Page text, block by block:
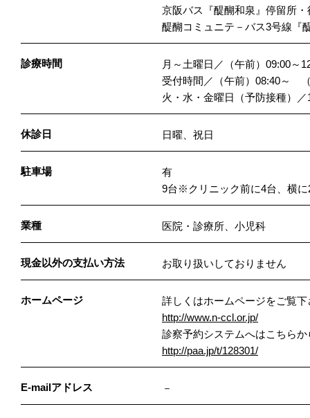
京阪バス『醍醐和泉』停留所・
醍醐コミュニテ－バス3号線『
診療時間
月～土曜日／（午前）09:00
受付時間／（午前）08:40～
火・水・金曜日（予防接種）
休診日 日曜、祝日
駐車場
有
9台※クリニック前に4台、横
業種 医院・診療所、小児科
現金以外の支払い方法 お取り扱いしておりません
ホームページ
詳しくはホームページをご覧下
http://www.n-ccl.or.jp/
診察予約システムへはこちらか
http://paa.jp/t/128301/
E-mailアドレス －